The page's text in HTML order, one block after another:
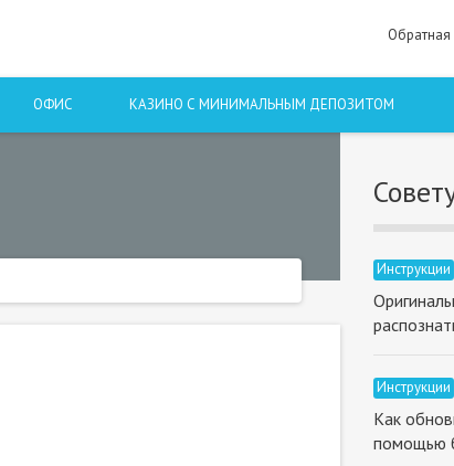
Обратная
ОФИС КАЗИНО С МИНИМАЛЬНЫМ ДЕПОЗИТОМ
Инструкции
Инструкции
Как
помощью